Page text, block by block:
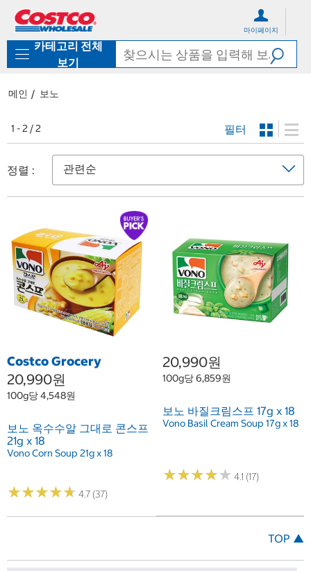
로
기
가
마이페이지
카테고리 전체
보기
메인 보노
1 - 2 / 2 필터
정렬 :
Costco Grocery
20,990원
100g당 4,548원
보노 옥수수알 그대로 콘스프
21g x 18
Vono Corn Soup 21g x 18
★★★★★
★★★★★ 4.7 (37)
20,990원
100g당 6,859원
보노 바질크림스프 17g x 18
Vono Basil Cream Soup 17g x 18
★★★★★
★★★★★ 4.1 (17)
TOP ▲